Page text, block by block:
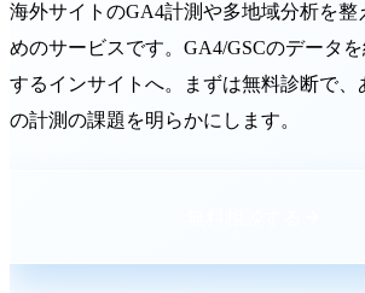
海外サイトのGA4計測や多地域分析を整
めのサービスです。GA4/GSCのデータ
するインサイトへ。まずは無料診断で、
の計測の課題を明らかにします。